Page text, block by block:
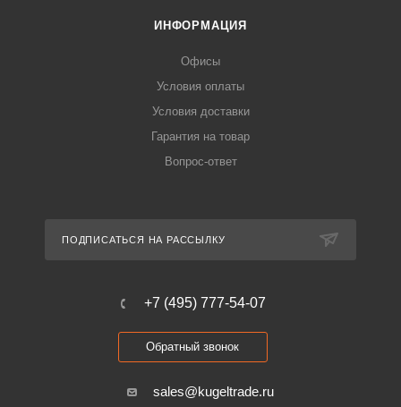
ИНФОРМАЦИЯ
Офисы
Условия оплаты
Условия доставки
Гарантия на товар
Вопрос-ответ
ПОДПИСАТЬСЯ НА РАССЫЛКУ
+7 (495) 777-54-07
Обратный звонок
sales@kugeltrade.ru